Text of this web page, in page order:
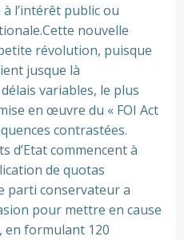
l’intérêt public ou
nouvelle
révolution, puisque
jusque là
variables, le plus
en œuvre du « FOI Act
contrastées.
d’Etat commencent à
de quotas
parti conservateur a
pour mettre en cause
en formulant 120